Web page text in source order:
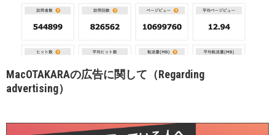
MacOTAKARAの広告に関して（Regarding
advertising）